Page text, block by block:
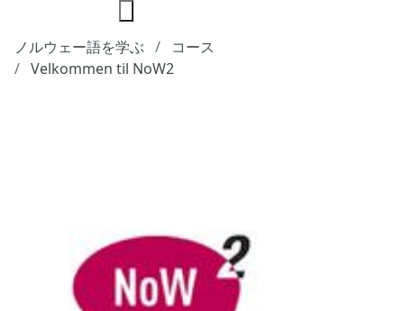
ノルウェー語を学ぶ
コース
Velkommen til NoW2